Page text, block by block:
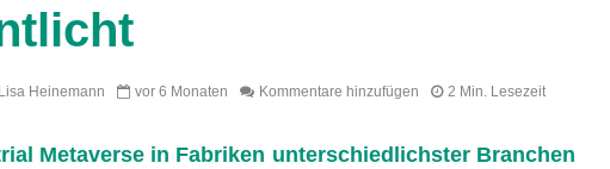
Lisa Heinemann vor 6 Monaten Kommentare hinzufügen 2 Min. Lesezeit
Metaverse in Fabriken unterschiedlichster Branchen